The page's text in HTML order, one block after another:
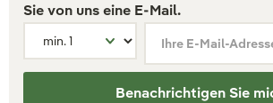
Sie von uns eine E-Mail.
Ihre E-Mail-
Benachrichtigen Sie